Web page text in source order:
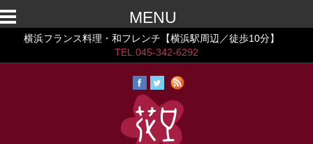
横浜フランス料理・和フレンチ【横浜駅周辺／徒歩10分】
TEL.045-342-6292
MENU